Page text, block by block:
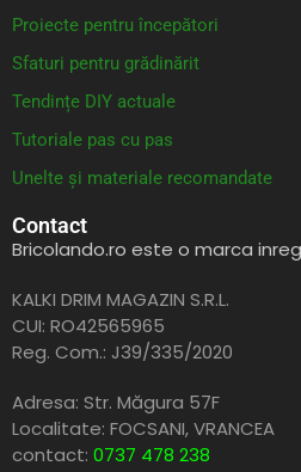
Proiecte pentru începători
Sfaturi pentru grădinărit
Tendințe DIY actuale
Tutoriale pas cu pas
Unelte și materiale recomandate
Contact
Bricolando.ro este o marca
KALKI DRIM MAGAZIN S.R.L.
CUI: RO42565965
Reg. Com.: J39/335/2020
Adresa: Str. Măgura 57F
Localitate: FOCSANI,VRANCEA
contact: 0737 478 238